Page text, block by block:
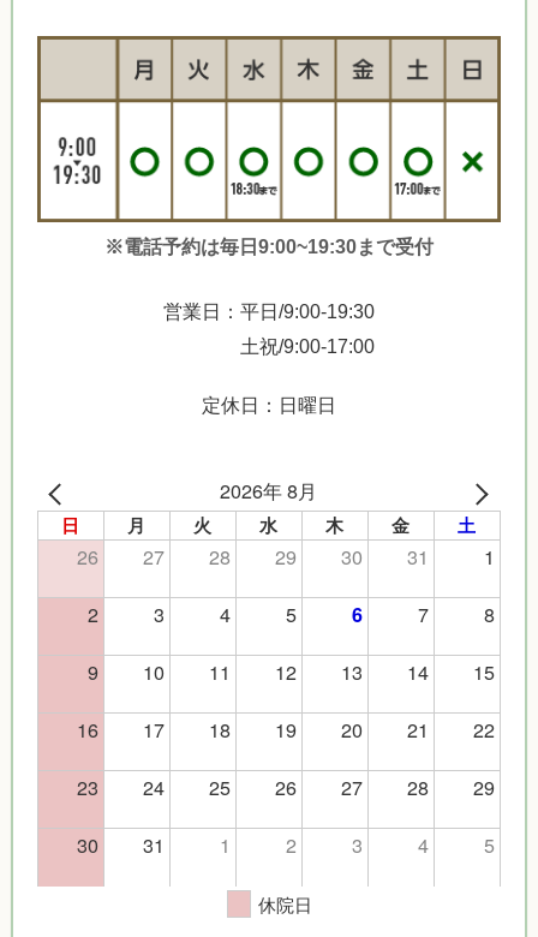
※電話予約は毎日9:00~19:30まで受付
営業日：平日/9:00-19:30
土祝/9:00-17:00
定休日：日曜日
2026年 8月
日 月 火 水 木 金 土
26 27 28 29 30 31
1
2
3 4 5 6 7
8
9
10 11 12 13 14
15
16
17 18 19 20 21
22
23
24 25 26 27 28
29
30
31 1 2 3 4 5
休院日